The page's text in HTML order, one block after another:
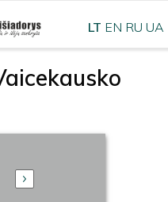
LT EN RU UA